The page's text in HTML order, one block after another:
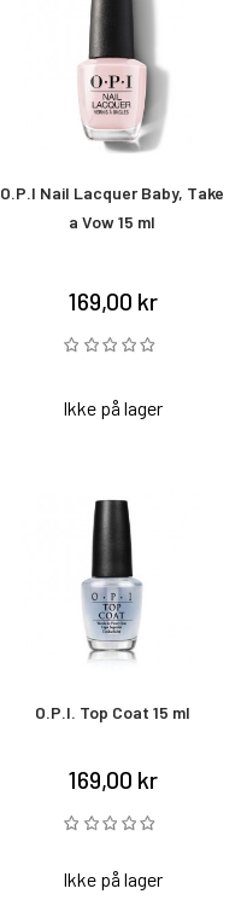
O.P.I Nail Lacquer Baby, Take
a Vow 15 ml
169,00 kr
Ikke på lager
O.P.I. Top Coat 15 ml
169,00 kr
Ikke på lager